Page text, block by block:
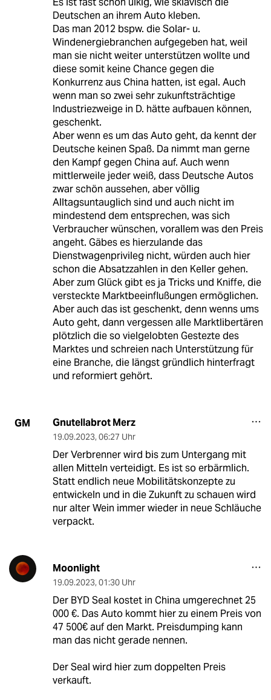
Deutschen an ihrem Auto kleben.
Das man 2012 bspw. die Solar- u.
Windenergiebranchen aufgegeben hat, weil
man sie nicht weiter unterstützen wollte und
diese somit keine Chance gegen die
Konkurrenz aus China hatten, ist egal. Auch
wenn man so zwei sehr zukunftsträchtige
Industriezweige in D. hätte aufbauen können,
geschenkt.
Aber wenn es um das Auto geht, da kennt der
Deutsche keinen Spaß. Da nimmt man gerne
den Kampf gegen China auf. Auch wenn
mittlerweile jeder weiß, dass Deutsche Autos
zwar schön aussehen, aber völlig
Alltagsuntauglich sind und auch nicht im
mindestend dem entsprechen, was sich
Verbraucher wünschen, vorallem was den Preis
angeht. Gäbes es hierzulande das
Dienstwagenprivileg nicht, würden auch hier
schon die Absatzzahlen in den Keller gehen.
Aber zum Glück gibt es ja Tricks und Kniffe, die
versteckte Marktbeeinflußungen ermöglichen.
Aber auch das ist geschenkt, denn wenns ums
Auto geht, dann vergessen alle Marktlibertären
plötzlich die so vielgelobten Gestezte des
Marktes und schreien nach Unterstützung für
eine Branche, die längst gründlich hinterfragt
und reformiert gehört.
GM Gnutellabrot Merz
19.09.2023, 06:27 Uhr
Der Verbrenner wird bis zum Untergang mit
allen Mitteln verteidigt. Es ist so erbärmlich.
Statt endlich neue Mobilitätskonzepte zu
entwickeln und in die Zukunft zu schauen wird
nur alter Wein immer wieder in neue Schläuche
verpackt.
Moonlight
19.09.2023, 01:30 Uhr
Der BYD Seal kostet in China umgerechnet 25
000 €. Das Auto kommt hier zu einem Preis von
47 500€ auf den Markt. Preisdumping kann
man das nicht gerade nennen.
Der Seal wird hier zum doppelten Preis
verkauft.